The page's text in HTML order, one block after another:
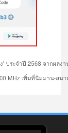
’ ประจำปี 2568 จากผ
MHz เพิ่มที่นิมมาน-ส